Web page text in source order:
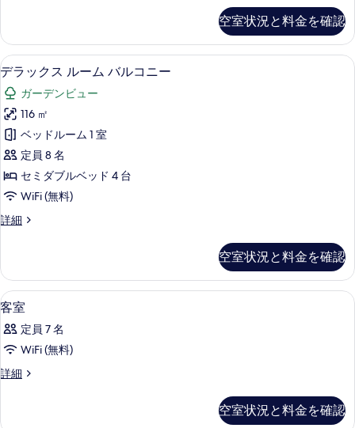
表
示
す
る
る
屋
の
す
べ
て
の
写
真
を
表
る
ー
ド
4
部
屋
の
詳
細
空室状況と料金を確認
デ
ラ
ッ
ク
ス
ル
ー
ム
バ
コ
ニ
ー
の
す
べ
ミニバー、セーフティボックス (室内
2
デラックス ルーム バルコニー
ガーデンビュー
116 ㎡
ベッドルーム 1 室
定員 8 名
セミダブルベッド 4 台
WiFi (無料)
詳細
デ
ス
ル
ー
バ
ル
ニ
空室状況と料金を確認
客
室
の
す
べ
の
1
客室
定員 7 名
WiFi (無料)
詳細
客
空室状況と料金を確認